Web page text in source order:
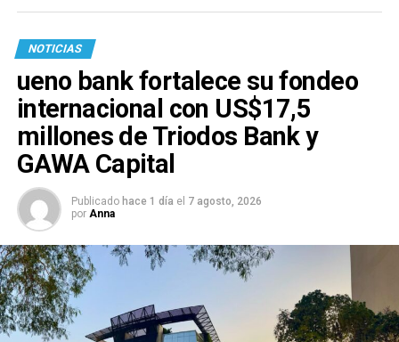
NOTICIAS
ueno bank fortalece su fondeo
internacional con US$17,5
millones de Triodos Bank y
GAWA Capital
Publicado hace 1 día el 7 agosto, 2026
por Anna